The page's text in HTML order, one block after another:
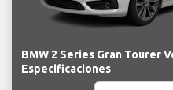
BMW 2 Series Gran Tourer
Especificaciones